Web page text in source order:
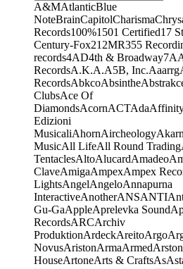
A&MAtlanticBlue
NoteBrainCapitolCharisma
Records100%1501 Certified17
Century-Fox21 2MR355
records4AD4th & Broadway7A
RecordsA.K.A.A5B, Inc.Aaarrg
RecordsAbkcoAbsinthe
ClubsAce Of
DiamondsAcornACTAda
Edizioni
MusicaliAhornAircheology
MusicAll LifeAll Round Trading
TentaclesAltoAlucardAmadeo
ClaveAmigaAmpexAmpex
LightsAngelAngeloAnnapurna
InteractiveAnotherANSANTI
Gu-GaAppleAprelevka Sound
RecordsARCArchiv
ProduktionArdeckAreitoArgo
NovusAristonArmaArmedArston
HouseArtoneArts & CraftsAs